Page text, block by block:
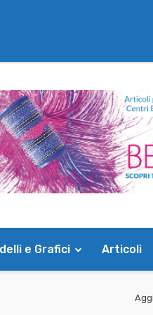
e Grafici Articoli